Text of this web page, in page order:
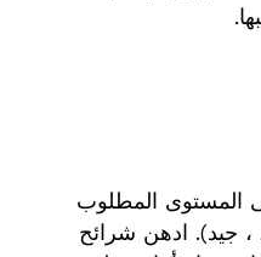
المستوى المطلوب
جيد). ادهن شرائح